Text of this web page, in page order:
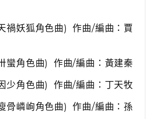
禍妖狐角色曲) 作曲/編曲：賈
蠻角色曲) 作曲/編曲：黃建秦
少角色曲) 作曲/編曲： 丁天牧
骨嶙峋角色曲) 作曲/編曲：孫